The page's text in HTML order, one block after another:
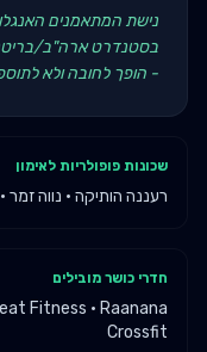
נישת המתאמנים
- הופך לחובה ולא
שכונות פופולריות לאימון
רעננה הותיקה · נווה
חדרי כושר מובילים
Fitness · Raanana
Crossfit